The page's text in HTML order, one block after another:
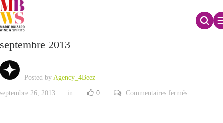
Documentation en vue de l’AG BSA 2006 du 27
septembre 2013
Posted by Agency_4Beez
septembre 26, 2013 in 0 Commentaires ferméssur